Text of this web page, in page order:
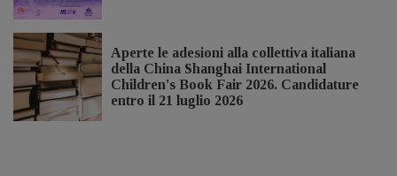
Aperte le adesioni alla collettiva italiana
della China Shanghai International
Children's Book Fair 2026. Candidature
entro il 21 luglio 2026